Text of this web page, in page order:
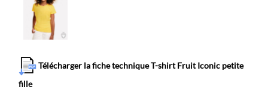
Télécharger la fiche technique T-shirt Fruit Iconic petite
fille